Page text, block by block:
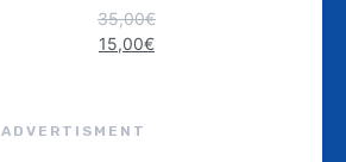
35,00€
15,00€
ADVERTISMENT